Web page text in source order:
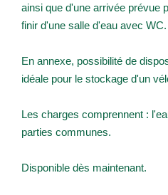
ainsi que d'une arrivée prévue
finir d'une salle d'eau avec WC.
En annexe, possibilité de
idéale pour le stockage d'un
Les charges comprennent :
parties communes.
Disponible dès maintenant.